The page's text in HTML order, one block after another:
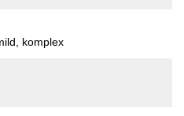
komplex